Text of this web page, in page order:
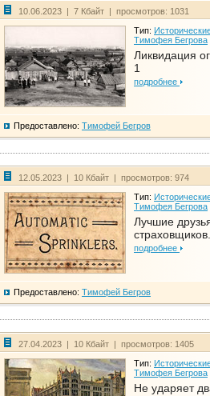
10.06.2023 | 7 Кбайт | просмотров: 1031
Тип:
Тимофея Бегрова
Ликвидация
1
подробнее
Предоставлено: Тимофей Бегров
12.05.2023 | 10 Кбайт | просмотров: 974
Тип:
Тимофея Бегрова
Лучшие
подробнее
Предоставлено: Тимофей Бегров
27.04.2023 | 10 Кбайт | просмотров: 1405
Тип:
Тимофея Бегрова
Не ударяет